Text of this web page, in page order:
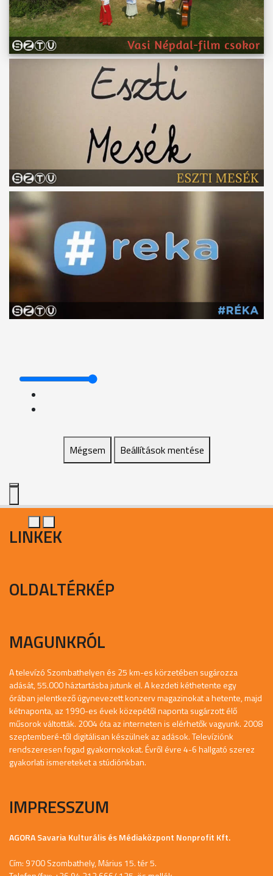
Mégsem Beállítások mentése
LINKEK
OLDALTÉRKÉP
MAGUNKRÓL
A televízó Szombathelyen és 25 km-es körzetében sugározza
adását, 55.000 háztartásba jutunk el. A kezdeti kéthetente egy
órában jelentkező úgynevezett konzerv magazinokat a hetente, majd
kétnaponta, az 1990-es évek közepétől naponta sugárzott élő
műsorok váltották. 2004 óta az interneten is elérhetők vagyunk. 2008
szeptemberé-től digitálisan készülnek az adások. Televíziónk
rendszeresen fogad gyakornokokat. Évről évre 4-6 hallgató szerez
gyakorlati ismereteket a stúdiónkban.
IMPRESSZUM
AGORA Savaria Kulturális és Médiaközpont Nonprofit Kft.
Cím: 9700 Szombathely, Márius 15. tér 5.